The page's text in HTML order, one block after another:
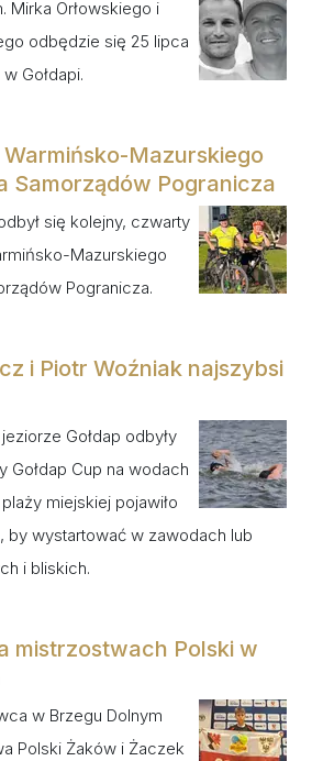
Mirka Orłowskiego i
odbędzie się 25 lipca
Gołdapi.
Mazurskiego
Samorządów Pogranicza
się kolejny, czwarty
Mazurskiego
Pogranicza.
i Piotr Woźniak najszybsi
Gołdap odbyły
Gołdap Cup na wodach
miejskiej pojawiło
by wystartować w zawodach lub
i bliskich.
mistrzostwach Polski w
w Brzegu Dolnym
Polski Żaków i Żaczek